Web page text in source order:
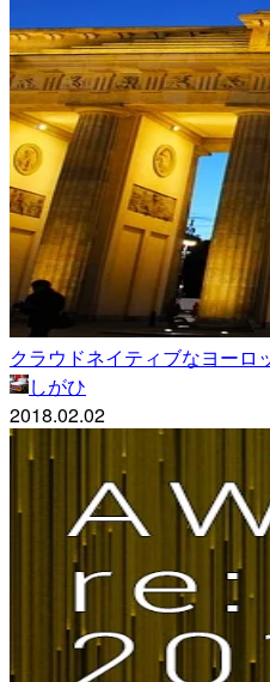
クラウドネイティブなヨーロ
しがひ
2018.02.02